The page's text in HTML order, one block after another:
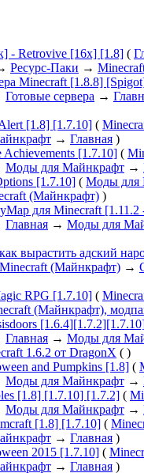
- Retrovive [16x] [1.8] (
Ресурс-Паки →
Minecraft [1.8.8]
Готовые сервера →
[1.8] [1.7.10] (
→ Главная )
[1.7.10] (
Моды для Майнкрафт →
[1.7.10] ( Моды для
(Майнкрафт) )
для Minecraft [1.11.2
Главная → Моды для
вырастить адский
Minecraft (Майнкрафт) →
RPG [1.7.10] (
(Майнкрафт),
Главная → Моды для
1.6.2 от DragonX ( )
and Pumpkins [1.8] (
Моды для Майнкрафт →
[1.8] [1.7.10] [1.7.2] (
Моды для Майнкрафт →
[1.8] [1.7.10] (
→ Главная )
2015 [1.7.10] (
→ Главная )